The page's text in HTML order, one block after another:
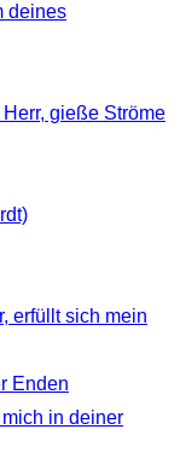
deines
gieße Ströme
erfüllt sich mein
Enden
in deiner